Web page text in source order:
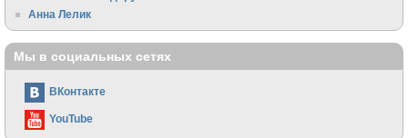
Анна Лелик
Мы в социальных сетях
ВКонтакте
YouTube